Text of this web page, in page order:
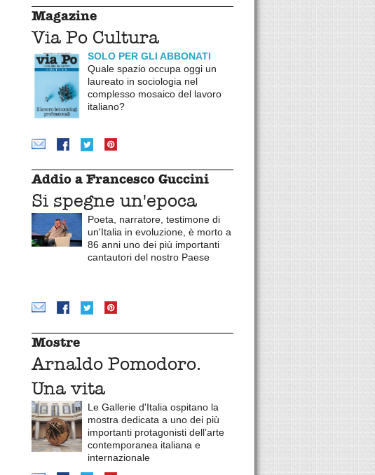
Magazine
Via Po Cultura
SOLO PER GLI ABBONATI
Quale spazio occupa oggi un
laureato in sociologia nel
complesso mosaico del lavoro
italiano?
Addio a Francesco Guccini
Si spegne un'epoca
Poeta, narratore, testimone di
un'Italia in evoluzione, è morto a
86 anni uno dei più importanti
cantautori del nostro Paese
Mostre
Arnaldo Pomodoro.
Una vita
Le Gallerie d'Italia ospitano la
mostra dedicata a uno dei più
importanti protagonisti dell’arte
contemporanea italiana e
internazionale